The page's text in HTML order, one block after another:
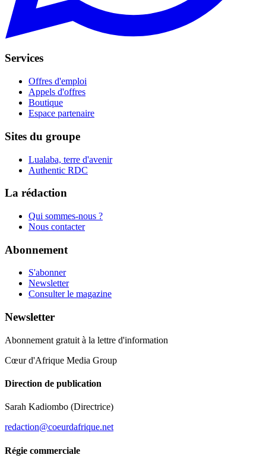
Services
Offres d'emploi
Appels d'offres
Boutique
Espace partenaire
Sites du groupe
Lualaba, terre d'avenir
Authentic RDC
La rédaction
Qui sommes-nous ?
Nous contacter
Abonnement
S'abonner
Newsletter
Consulter le magazine
Newsletter
Abonnement gratuit à la lettre d'information
Cœur d'Afrique Media Group
Direction de publication
Sarah Kadiombo (Directrice)
redaction@coeurdafrique.net
Régie commerciale